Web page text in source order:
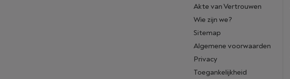
Akte van Vertrouwen
Wie zijn we?
Sitemap
Algemene voorwaarden
Privacy
Toegankelijkheid